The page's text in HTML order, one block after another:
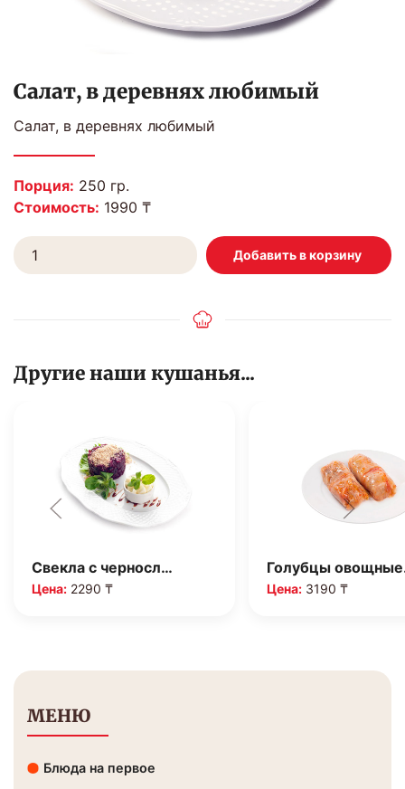
Салат, в деревнях любимый
Салат, в деревнях любимый
Порция: 250 гр.
Стоимость: 1990 ₸
Другие наши кушанья...
Свекла с черносл…
Цена: 2290 ₸
Голубцы
Цена:3190 ₸
МЕНЮ
Блюда на первое